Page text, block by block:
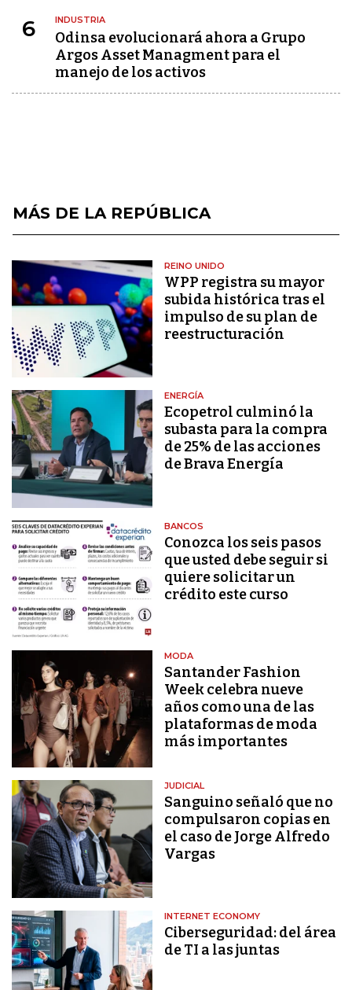
6 INDUSTRIA
Odinsa evolucionará ahora a Grupo
Argos Asset Managment para el
manejo de los activos
MÁS DE LA REPÚBLICA
REINO UNIDO
WPP registra su mayor
subida histórica tras el
impulso de su plan de
reestructuración
ENERGÍA
Ecopetrol culminó la
subasta para la compra
de 25% de las acciones
de Brava Energía
BANCOS
Conozca los seis pasos
que usted debe seguir si
quiere solicitar un
crédito este curso
MODA
Santander Fashion
Week celebra nueve
años como una de las
plataformas de moda
más importantes
JUDICIAL
Sanguino señaló que no
compulsaron copias en
el caso de Jorge Alfredo
Vargas
INTERNET ECONOMY
Ciberseguridad: del área
de TI a las juntas